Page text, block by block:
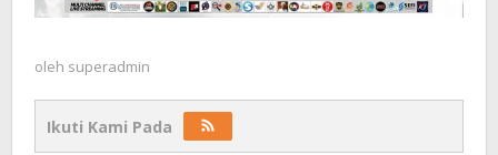
oleh superadmin
Ikuti Kami Pada